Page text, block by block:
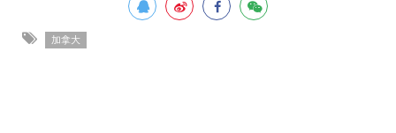
加拿大